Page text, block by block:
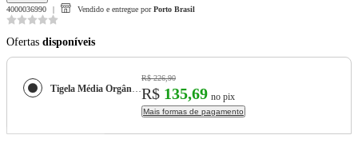
4000036990 Vendido e entregue por Porto Brasil
Ofertas disponíveis
Tigela Média Orgânico Stoneware New White Ø25x8cm 1961ml
R$ 226,90
R$ 135,69 no pix
Mais formas de pagamento